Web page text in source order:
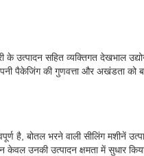
के उत्पादन सहित व्यक्तिगत देखभाल
पैकेजिंग की गुणवत्ता और अखंडता को
है, बोतल भरने वाली सीलिंग
केवल उनकी उत्पादन क्षमता में सुधार